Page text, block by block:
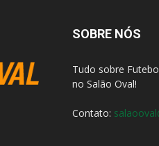
SOBRE NÓS
Tudo sobre
no Salão Oval!
Contato: